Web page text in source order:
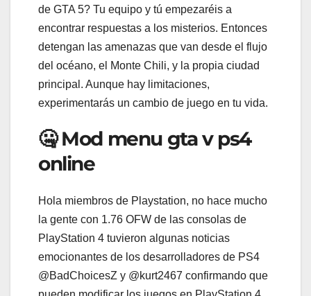
de GTA 5? Tu equipo y tú empezaréis a
encontrar respuestas a los misterios. Entonces
detengan las amenazas que van desde el flujo
del océano, el Monte Chili, y la propia ciudad
principal. Aunque hay limitaciones,
experimentarás un cambio de juego en tu vida.
🤐 Mod menu gta v ps4
online
Hola miembros de Playstation, no hace mucho
la gente con 1.76 OFW de las consolas de
PlayStation 4 tuvieron algunas noticias
emocionantes de los desarrolladores de PS4
@BadChoicesZ y @kurt2467 confirmando que